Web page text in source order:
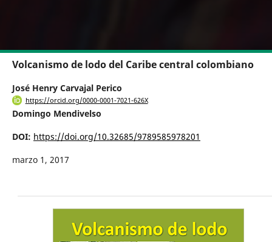
Volcanismo de lodo del Caribe central colombiano
José Henry Carvajal Perico
https://orcid.org/0000-0001-7021-626X
Domingo Mendivelso
DOI: https://doi.org/10.32685/9789585978201
marzo 1, 2017